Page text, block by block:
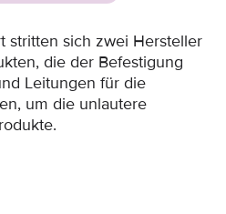
stritten sich zwei Hersteller
die der Befestigung
Leitungen für die
um die unlautere